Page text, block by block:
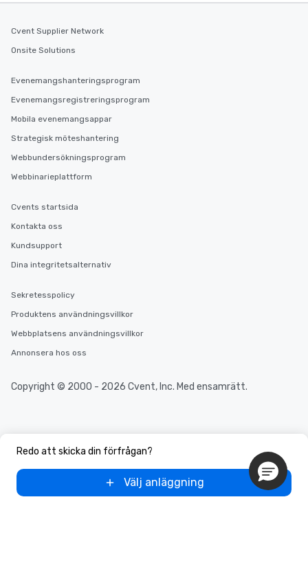
Redo att skicka din förfrågan?
Välj anläggning
Cvent Supplier Network
Onsite Solutions
Evenemangshanteringsprogram
Evenemangsregistreringsprogram
Mobila evenemangsappar
Strategisk möteshantering
Webbundersökningsprogram
Webbinarieplattform
Cvents startsida
Kontakta oss
Kundsupport
Dina integritetsalternativ
Sekretesspolicy
Produktens användningsvillkor
Webbplatsens användningsvillkor
Annonsera hos oss
Copyright © 2000 - 2026 Cvent, Inc. Med ensamrätt.